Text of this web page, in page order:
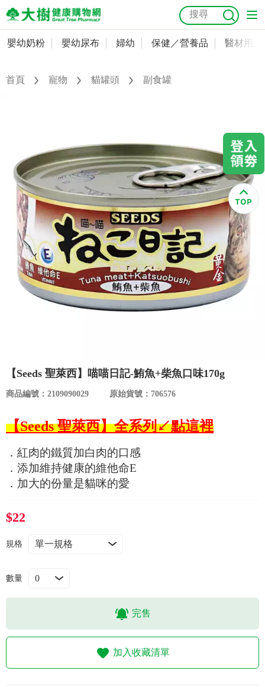
嬰幼奶粉
嬰幼尿布
醫材用品
成人照護
美容／個人清潔
食品／健康食補
優惠活動
合作提案
購物流程
抗菌 尿布 大樹獨家 益生菌 魚油
會員資料及密碼修改
常用收件人清單
紅利點數查詢
購物金查詢
優惠券領取
優惠券查詢
嬰幼奶粉 嬰幼尿布 婦幼 保健／營養品 醫材用品
首頁 寵物 貓罐頭 副食罐
【Seeds 聖萊西】喵喵日記-鮪魚+柴魚口味170g
商品編號：2109090029 原始貨號：706576
【Seeds 聖萊西】全系列↙點這裡
．紅肉的鐵質加白肉的口感
．添加維持健康的維他命E
．加大的份量是貓咪的愛
$22
規格
數量
完售
加入收藏清單